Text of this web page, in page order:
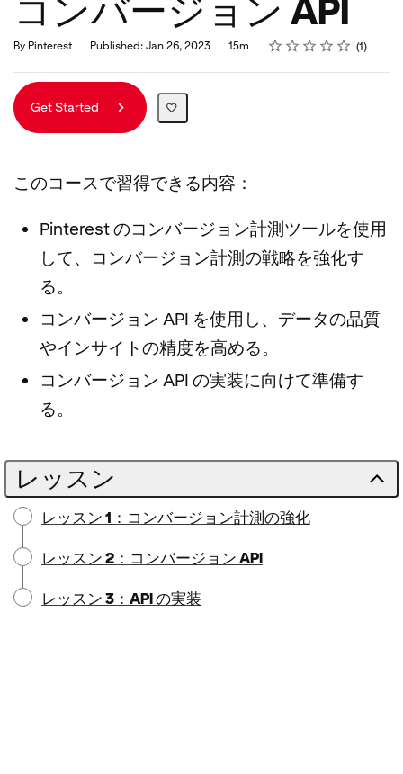
コンバージョン API
By Pinterest Published: Jan 26, 2023
Duration 15m Rating
1 star
2 stars
3 stars
4 stars
5 stars
Average rating: 4.0 1
1 review
Get Started
このコースで習得できる内容：
Pinterest のコンバージョン計測ツールを使用
して、コンバージョン計測の戦略を強化す
る。
コンバージョン API を使用し、データの品質
やインサイトの精度を高める。
コンバージョン API の実装に向けて準備す
る。
レッスン
レッスン 1：コンバージョン計測の強化
レッスン 2：コンバージョン API
レッスン 3：API の実装